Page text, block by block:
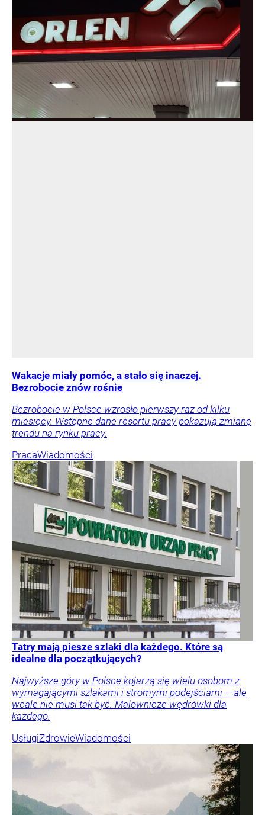
Wakacje miały pomóc, a stało się inaczej.
Bezrobocie znów rośnie
Bezrobocie w Polsce wzrosło pierwszy raz od kilku
miesięcy. Wstępne dane resortu pracy pokazują zmianę
trendu na rynku pracy.
PracaWiadomości
Tatry mają piesze szlaki dla każdego. Które są
idealne dla początkujących?
Najwyższe góry w Polsce kojarzą się wielu osobom z
wymagającymi szlakami i stromymi podejściami – ale
wcale nie musi tak być. Malownicze wędrówki dla
każdego.
UsługiZdrowieWiadomości